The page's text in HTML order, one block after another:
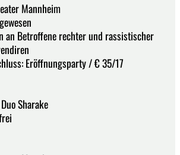
Mannheim
an Betroffene rechter und rassistischer
Eröffnungsparty / € 35/17
Sharake